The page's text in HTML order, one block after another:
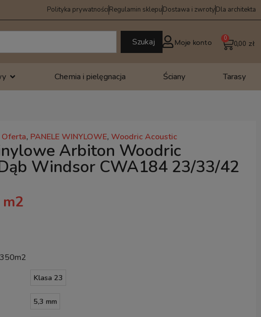
Polityka prywatnościRegulamin sklepuDostawa i zwrotyDla architekta
Szukaj Moje konto 0,00 zł
0
Chemia i pielęgnacja Ściany Tarasy
Oferta, PANELE WINYLOWE, Woodric Acoustic
Arbiton Woodric
Windsor CWA184 23/33/42
Klasa 23
5,3 mm